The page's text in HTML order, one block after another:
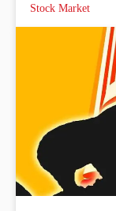
Stock Market